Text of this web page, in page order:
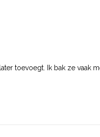
toevoegt. Ik bak ze vaak